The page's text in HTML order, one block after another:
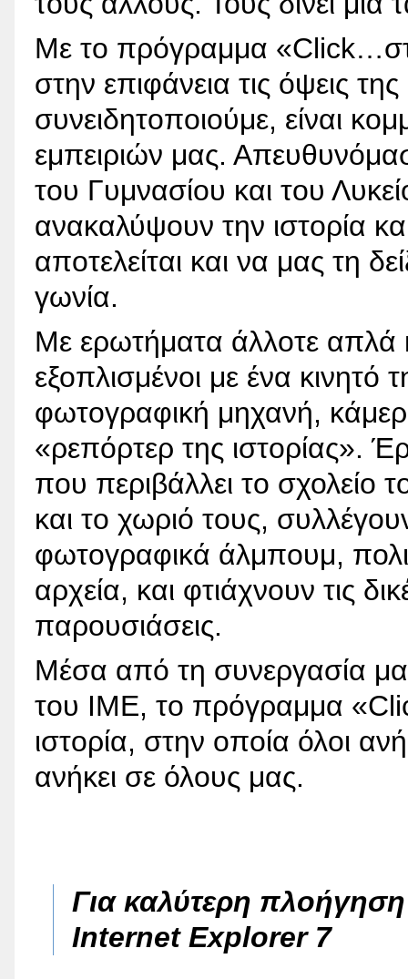
Με το πρόγραμμα
στην επιφάνεια τις όψεις
συνειδητοποιούμε, είναι
εμπειριών μας.
του Γυμνασίου και του
ανακαλύψουν την ιστορία
αποτελείται και να μας τη
γωνία.
Με ερωτήματα άλλοτε απλά
εξοπλισμένοι με ένα
φωτογραφική μηχανή,
«ρεπόρτερ της ιστορίας».
που περιβάλλει το σχολείο
και το χωριό τους,
φωτογραφικά άλμπουμ,
αρχεία, και φτιάχνουν τις
παρουσιάσεις.
Μέσα από τη συνεργασία
του ΙΜΕ, το πρόγραμμα
ιστορία, στην οποία όλοι
ανήκει σε όλους μας.
Για καλύτερη
Internet Explorer 7